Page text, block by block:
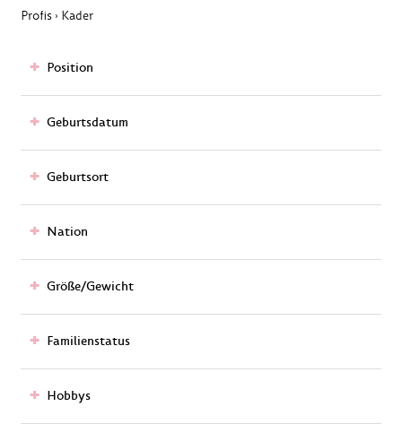
Profis › Kader
Position
Geburtsdatum
Geburtsort
Nation
Größe/Gewicht
Familienstatus
Hobbys